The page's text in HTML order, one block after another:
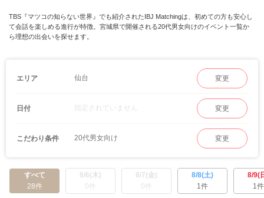
TBS『マツコの知らない世界』でも紹介されたIBJ Matchingは、初めての方も安心し
て会話を楽しめる進行が特徴。宮城県で開催される20代男女向けのイベント一覧か
ら理想の出会いを探せます。
エリア 仙台 変更
日付 指定されていません 変更
こだわり条件 20代男女向け 変更
すべて
28件
8/6(木)
0件
8/7(金)
0件
8/8(土)
1件
8/9(
1件